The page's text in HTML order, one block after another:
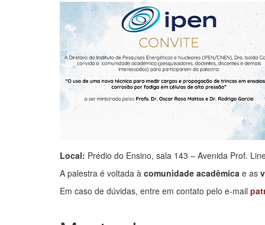
Local: Prédio do Ensino, sala 143 – Avenida Prof.
A palestra é voltada à comunidade acadêmica e as
Em caso de dúvidas, entre em contato pelo e-mail